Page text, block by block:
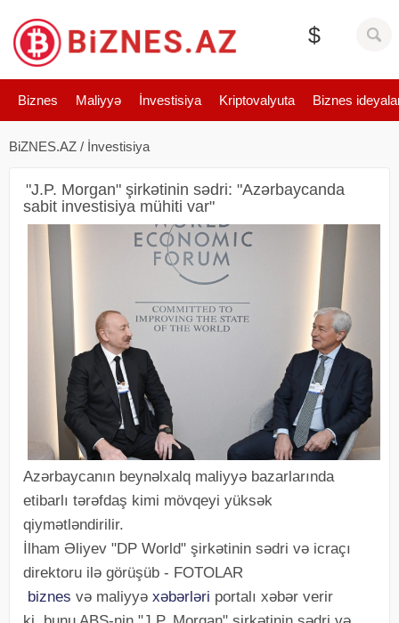
$
Biznes Maliyyə İnvestisiya Kriptovalyuta Biznes
BiZNES.AZ / İnvestisiya
"J.P. Morgan" şirkətinin sədri: "Azərbaycanda
sabit investisiya mühiti var"
Azərbaycanın beynəlxalq maliyyə bazarlarında
etibarlı tərəfdaş kimi mövqeyi yüksək
qiymətləndirilir.
İlham Əliyev "DP World" şirkətinin sədri və icraçı
direktoru ilə görüşüb - FOTOLAR
biznes və maliyyə xəbərləri portalı xəbər verir